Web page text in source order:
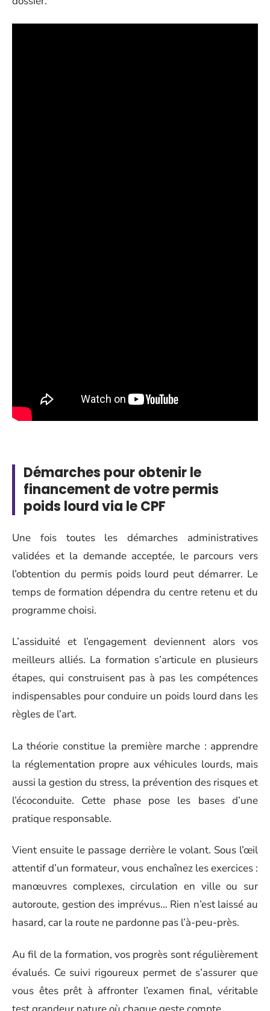
Démarches pour obtenir le
financement de votre permis
poids lourd via le CPF
Une fois toutes les démarches administratives
validées et la demande acceptée, le parcours vers
l’obtention du permis poids lourd peut démarrer. Le
temps de formation dépendra du centre retenu et du
programme choisi.
L’assiduité et l’engagement deviennent alors vos
meilleurs alliés. La formation s’articule en plusieurs
étapes, qui construisent pas à pas les compétences
indispensables pour conduire un poids lourd dans les
règles de l’art.
La théorie constitue la première marche : apprendre
la réglementation propre aux véhicules lourds, mais
aussi la gestion du stress, la prévention des risques et
l’écoconduite. Cette phase pose les bases d’une
pratique responsable.
Vient ensuite le passage derrière le volant. Sous l’œil
attentif d’un formateur, vous enchaînez les exercices :
manœuvres complexes, circulation en ville ou sur
autoroute, gestion des imprévus… Rien n’est laissé au
hasard, car la route ne pardonne pas l’à-peu-près.
Au fil de la formation, vos progrès sont régulièrement
évalués. Ce suivi rigoureux permet de s’assurer que
vous êtes prêt à affronter l’examen final, véritable